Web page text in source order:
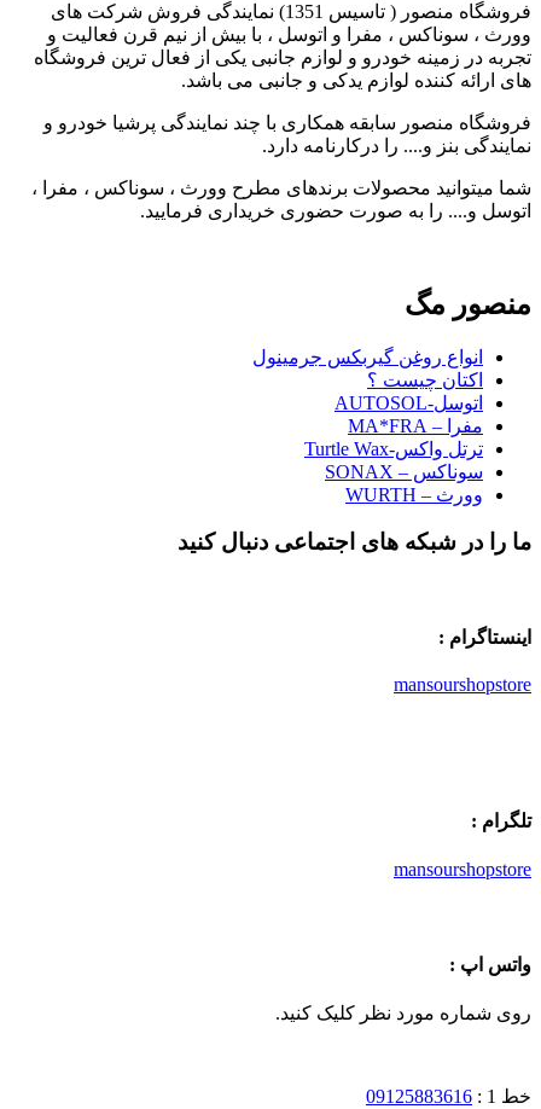
فروشگاه منصور ( تاسیس 1351) نمایندگی فروش شرکت های
وورث ، سوناکس ، مفرا و اتوسل ، با بیش از نیم قرن فعالیت و
تجربه در زمینه خودرو و لوازم جانبی یکی از فعال ترین فروشگاه
های ارائه کننده لوازم یدکی و جانبی می باشد.
فروشگاه منصور سابقه همکاری با چند نمایندگی پرشیا خودرو و
نمایندگی بنز و.... را درکارنامه دارد.
شما میتوانید محصولات برندهای مطرح وورث ، سوناکس ، مفرا ،
اتوسل و.... را به صورت حضوری خریداری فرمایید.
منصور مگ
انواع روغن گیربکس جرمینول
اکتان چیست ؟
اتوسل-AUTOSOL
مفرا – MA*FRA
ترتل واکس-Turtle Wax
سوناکس – SONAX
وورث – WURTH
ما را در شبکه های اجتماعی دنبال کنید
اینستاگرام :
mansourshopstore
تلگرام :
mansourshopstore
واتس اپ :
روی شماره مورد نظر کلیک کنید.
خط 1 : 09125883616